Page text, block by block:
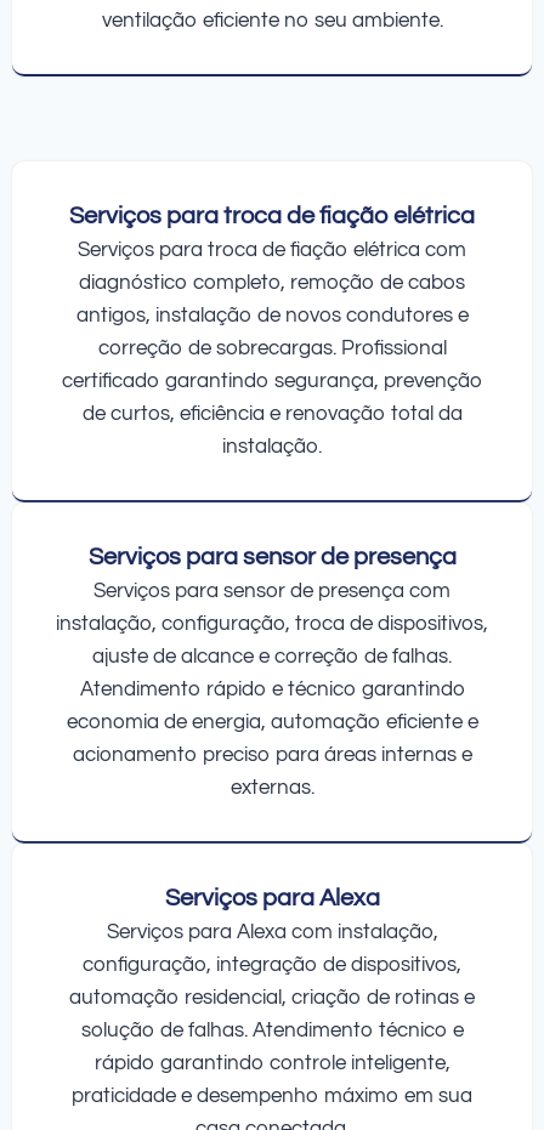
ventilação eficiente no seu ambiente.
Serviços para troca de fiação elétrica
Serviços para troca de fiação elétrica com
diagnóstico completo, remoção de cabos
antigos, instalação de novos condutores e
correção de sobrecargas. Profissional
certificado garantindo segurança, prevenção
de curtos, eficiência e renovação total da
instalação.
Serviços para sensor de presença
Serviços para sensor de presença com
instalação, configuração, troca de dispositivos,
ajuste de alcance e correção de falhas.
Atendimento rápido e técnico garantindo
economia de energia, automação eficiente e
acionamento preciso para áreas internas e
externas.
Serviços para Alexa
Serviços para Alexa com instalação,
configuração, integração de dispositivos,
automação residencial, criação de rotinas e
solução de falhas. Atendimento técnico e
rápido garantindo controle inteligente,
praticidade e desempenho máximo em sua